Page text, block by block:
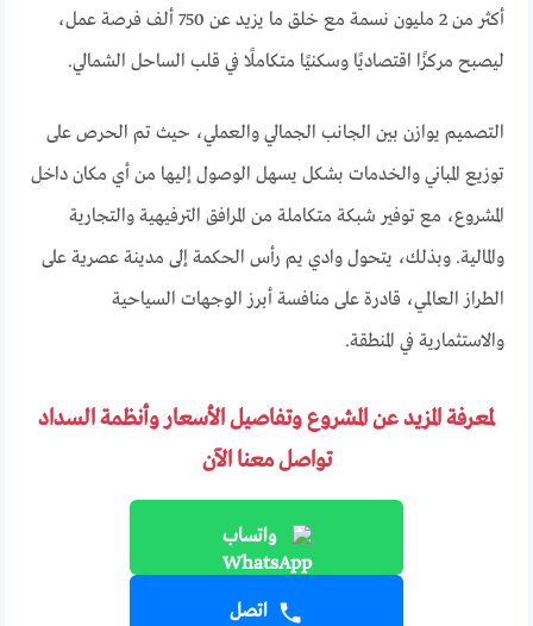
أكثر من 2 مليون نسمة مع خلق ما يزيد عن 750 ألف فرصة عمل،
ليصبح مركزًا اقتصاديًا وسكنيًا متكاملًا في قلب الساحل الشمالي.
التصميم يوازن بين الجانب الجمالي والعملي، حيث تم الحرص على
توزيع المباني والخدمات بشكل يسهل الوصول إليها من أي مكان داخل
المشروع، مع توفير شبكة متكاملة من المرافق الترفيهية والتجارية
والمالية. وبذلك، يتحول وادي يم رأس الحكمة إلى مدينة عصرية على
الطراز العالمي، قادرة على منافسة أبرز الوجهات السياحية
والاستثمارية في المنطقة.
لمعرفة المزيد عن المشروع وتفاصيل الأسعار وأنظمة السداد
تواصل معنا الآن
واتساب
اتصل